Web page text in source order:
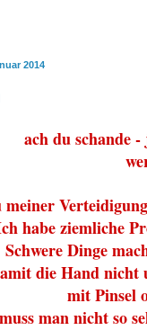
2014
ach du schande
meiner
habe ziemliche
Schwere Dinge
die Hand nicht
mit Pinsel
man nicht so